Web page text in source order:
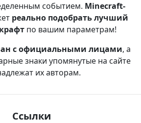
событием. Minecraft-
реально подобрать лучший
по вашим параметрам!
с официальными лицами, а
знаки упомянутые на сайте
их авторам.
Ссылки